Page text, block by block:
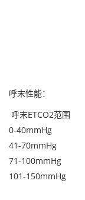
呼末性能：
呼末ETCO2范围
0-40mmHg
41-70mmHg
71-100mmHg
101-150mmHg